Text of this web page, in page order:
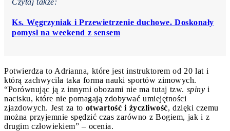
Ks. Węgrzyniak i Przewietrzenie duchowe. Doskonały
pomysł na weekend z sensem
Potwierdza to Adrianna, które jest instruktorem od 20 lat i
którą zachwyciła taka forma nauki sportów zimowych.
“Porównując ją z innymi obozami nie ma tutaj tzw. spiny i
nacisku, które nie pomagają zdobywać umiejętności
zjazdowych. Jest za to otwartość i życzliwość, dzięki czemu
można przyjemnie spędzić czas zarówno z Bogiem, jak i z
drugim człowiekiem” – ocenia.